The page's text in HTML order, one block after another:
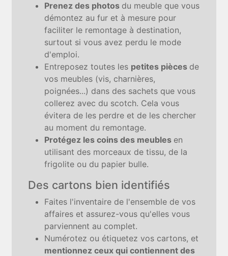
Prenez des photos du meuble que vous
démontez au fur et à mesure pour
faciliter le remontage à destination,
surtout si vous avez perdu le mode
d'emploi.
Entreposez toutes les petites pièces de
vos meubles (vis, charnières,
poignées...) dans des sachets que vous
collerez avec du scotch. Cela vous
évitera de les perdre et de les chercher
au moment du remontage.
Protégez les coins des meubles en
utilisant des morceaux de tissu, de la
frigolite ou du papier bulle.
Des cartons bien identifiés
Faites l'inventaire de l'ensemble de vos
affaires et assurez-vous qu'elles vous
parviennent au complet.
Numérotez ou étiquetez vos cartons, et
mentionnez ceux qui contiennent des